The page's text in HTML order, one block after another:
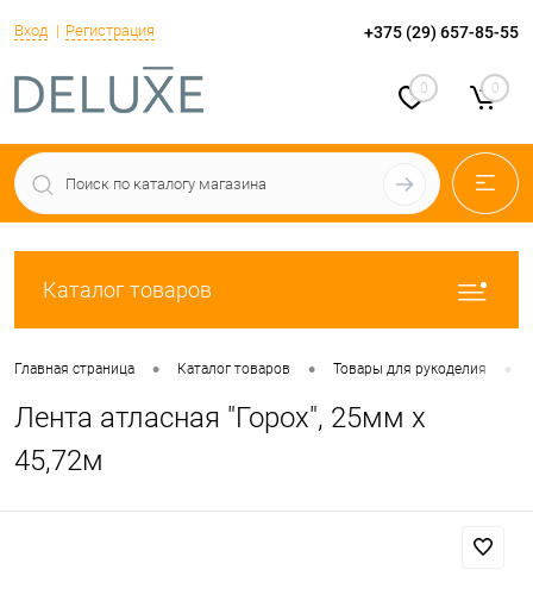
Вход Регистрация +375 (29) 657-85-55
0 0
Каталог товаров
Главная страница • Каталог товаров • Товары для рукоделия •
Лента атласная "Горох", 25мм х
45,72м